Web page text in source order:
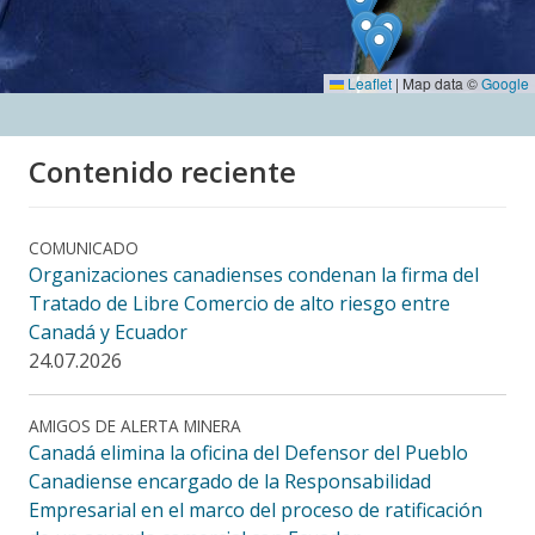
Leaflet | Map data ©Google
Contenido reciente
COMUNICADO
Organizaciones canadienses condenan la firma del
Tratado de Libre Comercio de alto riesgo entre
Canadá y Ecuador
24.07.2026
AMIGOS DE ALERTA MINERA
Canadá elimina la oficina del Defensor del Pueblo
Canadiense encargado de la Responsabilidad
Empresarial en el marco del proceso de ratificación